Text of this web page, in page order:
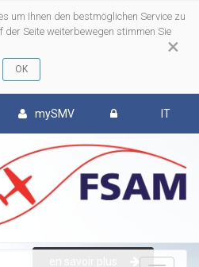
×
um Ihnen den bestmöglichen Service zu
der Seite weiterbewegen stimmen Sie
mySMV IT